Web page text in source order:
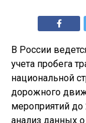
В России
учета пробега
национальной
дорожного
мероприятий до
анализ данных